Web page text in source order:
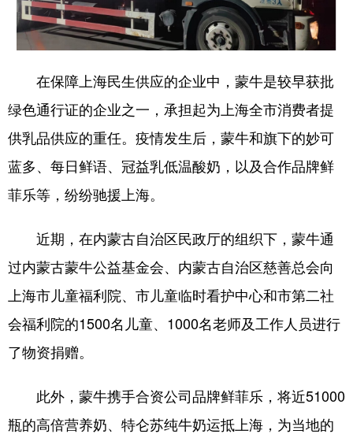
在保障上海民生供应的企业中，蒙牛是较早获批
绿色通行证的企业之一，承担起为上海全市消费者提
供乳品供应的重任。疫情发生后，蒙牛和旗下的妙可
蓝多、每日鲜语、冠益乳低温酸奶，以及合作品牌鲜
菲乐等，纷纷驰援上海。
近期，在内蒙古自治区民政厅的组织下，蒙牛通
过内蒙古蒙牛公益基金会、内蒙古自治区慈善总会向
上海市儿童福利院、市儿童临时看护中心和市第二社
会福利院的1500名儿童、1000名老师及工作人员进行
了物资捐赠。
此外，蒙牛携手合资公司品牌鲜菲乐，将近51000
瓶的高倍营养奶、特仑苏纯牛奶运抵上海，为当地的